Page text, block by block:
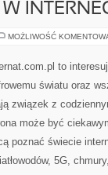
MOŻLIWOŚĆ
to
światu oraz
związek z
może być
poznać świecie
5G,